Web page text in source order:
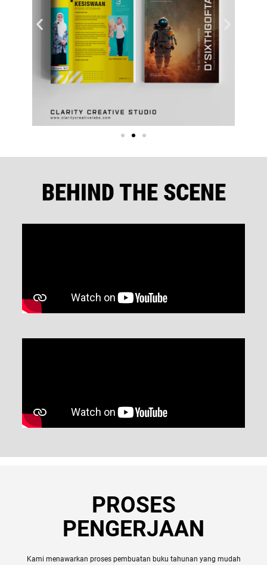
BEHIND THE SCENE
PROSES
PENGERJAAN
Kami menawarkan proses pembuatan buku tahunan yang mudah